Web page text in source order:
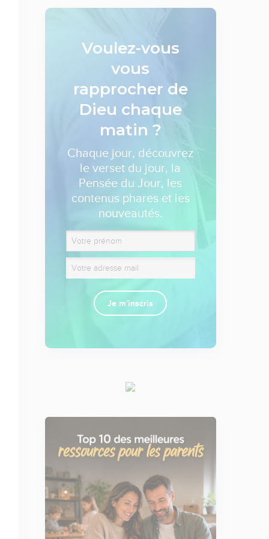
Voulez-vous
vous
rapprocher de
Dieu chaque
matin ?
Chaque jour, découvrez
le verset du jour, la
Pensée du Jour, les
contenus phares et les
nouveautés.
Je m'inscris